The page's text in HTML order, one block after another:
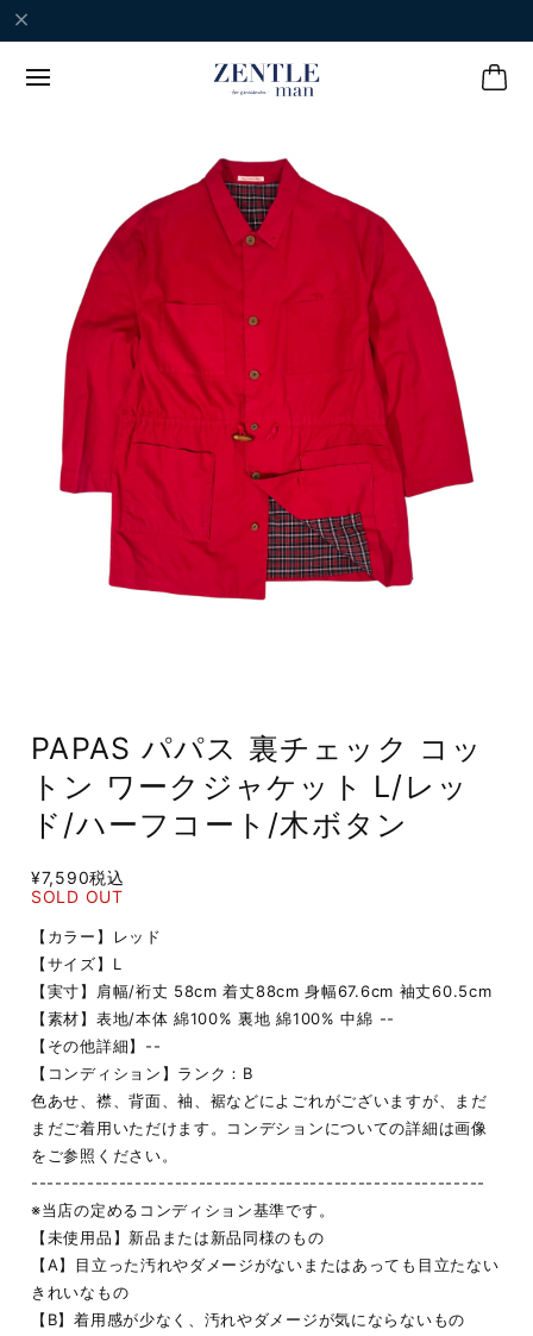
PAPAS パパス 裏チェック コッ
トン ワークジャケット L/レッ
ド/ハーフコート/木ボタン
¥7,590税込
SOLD OUT
【カラー】レッド
【サイズ】L
【実寸】肩幅/裄丈 58cm 着丈88cm 身幅67.6cm 袖丈60.5cm
【素材】表地/本体 綿100% 裏地 綿100% 中綿 --
【その他詳細】--
【コンディション】ランク：B
色あせ、襟、背面、袖、裾などによごれがございますが、まだ
まだご着用いただけます。コンデションについての詳細は画像
をご参照ください。
---------------------------------------------------------
※当店の定めるコンディション基準です。
【未使用品】新品または新品同様のもの
【A】目立った汚れやダメージがないまたはあっても目立たない
きれいなもの
【B】着用感が少なく、汚れやダメージが気にならないもの